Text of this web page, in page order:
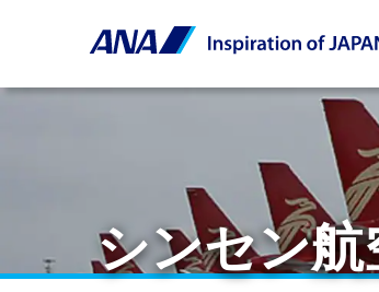
シンセン航